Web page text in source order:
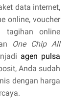
data internet,
online, voucher
tagihan online
One Chip All
agen pulsa
Anda sudah
dengan harga